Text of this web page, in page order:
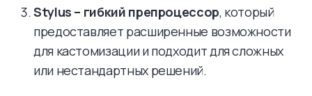
Stylus – гибкий препроцессор, который
предоставляет расширенные возможности
для кастомизации и подходит для сложных
или нестандартных решений.